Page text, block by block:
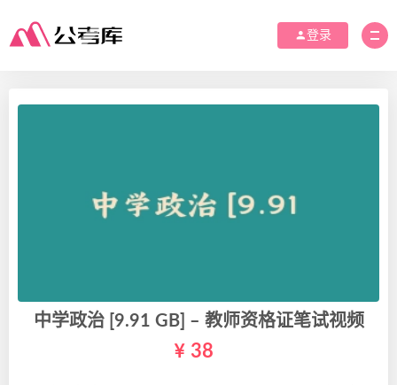
登录
中学政治 [9.91 GB] – 教师资格证笔试视频
38